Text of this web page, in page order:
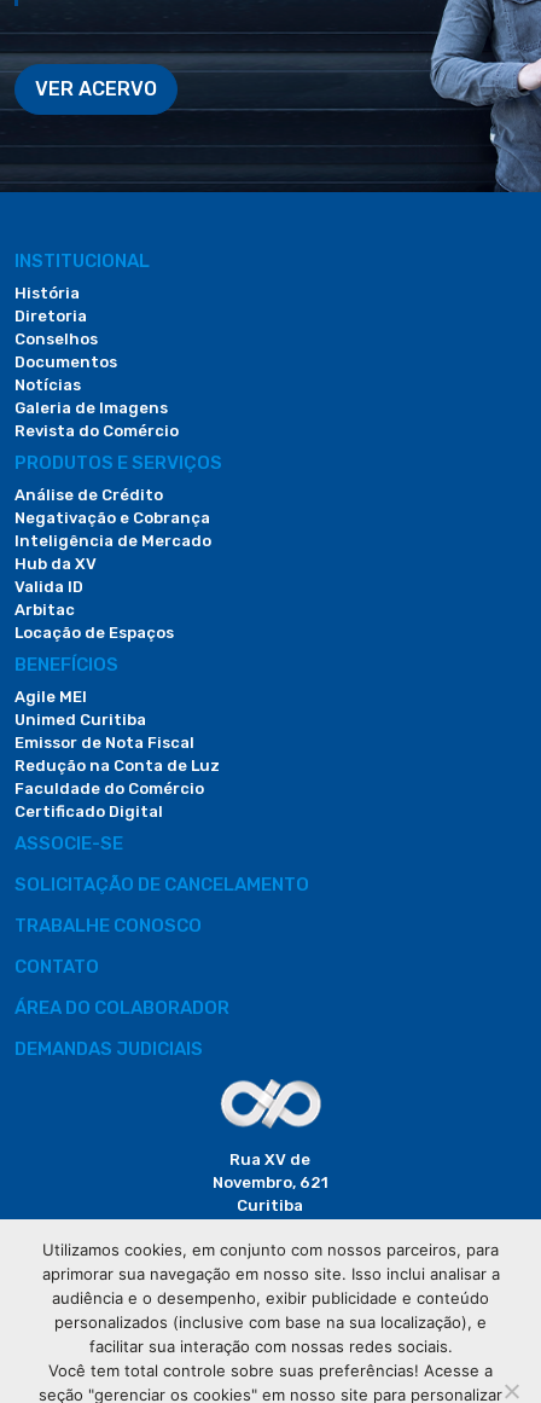
VER ACERVO
INSTITUCIONAL
História
Diretoria
Conselhos
Documentos
Notícias
Galeria de Imagens
Revista do Comércio
PRODUTOS E SERVIÇOS
Análise de Crédito
Negativação e Cobrança
Inteligência de Mercado
Hub da XV
Valida ID
Arbitac
Locação de Espaços
BENEFÍCIOS
Agile MEI
Unimed Curitiba
Emissor de Nota Fiscal
Redução na Conta de Luz
Faculdade do Comércio
Certificado Digital
ASSOCIE-SE
SOLICITAÇÃO DE CANCELAMENTO
TRABALHE CONOSCO
CONTATO
ÁREA DO COLABORADOR
DEMANDAS JUDICIAIS
Rua XV de
Novembro, 621
Curitiba
(41) 3320-
2929
Utilizamos cookies, em conjunto com nossos parceiros, para
aprimorar sua navegação em nosso site. Isso inclui analisar a
audiência e o desempenho, exibir publicidade e conteúdo
personalizados (inclusive com base na sua localização), e
facilitar sua interação com nossas redes sociais.
Você tem total controle sobre suas preferências! Acesse a
seção "gerenciar os cookies" em nosso site para personalizar